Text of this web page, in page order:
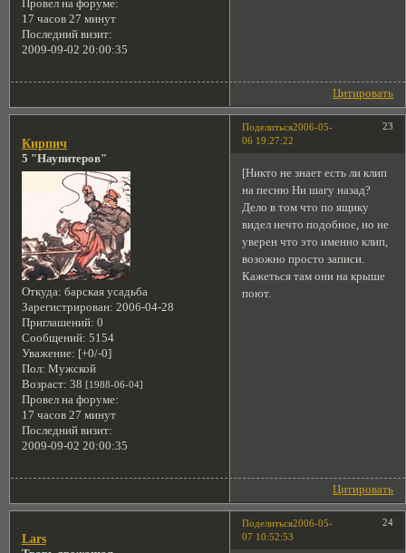
Провел на форуме:
17 часов 27 минут
Последний визит:
2009-09-02 20:00:35
Цитировать
Поделиться 23
2006-05-
06 19:27:22
Кирпич
5 "Наупитеров"
Откуда: барская усадьба
Зарегистрирован: 2006-04-28
Приглашений: 0
Сообщений: 5154
Уважение: [+0/-0]
Пол: Мужской
Возраст: 38 [1988-06-04]
Провел на форуме:
17 часов 27 минут
Последний визит:
2009-09-02 20:00:35
[Никто не знает есть ли клип
на песню Ни шагу назад?
Дело в том что по ящику
видел нечто подобное, но не
уверен что это именно клип,
возожно просто записи.
Кажеться там они на крыше
поют.
Цитировать
Поделиться 24
2006-05-
07 10:52:53
Lars